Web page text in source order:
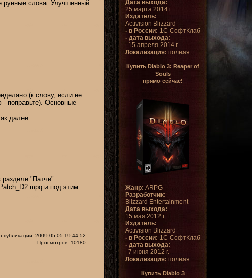
рунные слова. Улучшенный
(к слову, если не
- поправьте). Основные
далее.
разделе "Патчи".
и под этим
публикации: 2009-05-05 19:44:52
Просмотров: 10180
Дата выхода:
25 марта 2014 г.
Издатель:
Activision Blizzard
- в России: 1С-СофтКлаб
- дата выхода:
15 апреля 2014 г.
Локализация: полная
Купить Diablo 3: Reaper of
Souls
прямо сейчас!
Жанр: ARPG
Разработчик:
Blizzard Entertainment
Дата выхода:
15 мая 2012 г.
Издатель:
Activision Blizzard
- в России: 1С-СофтКлаб
- дата выхода:
7 июня 2012 г.
Локализация: полная
Купить Diablo 3